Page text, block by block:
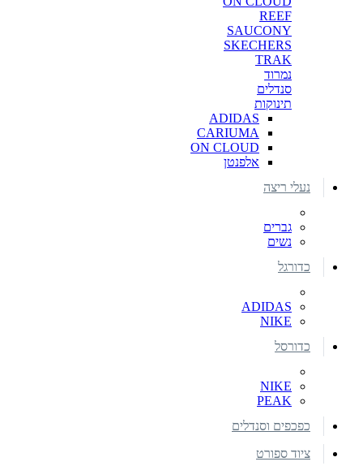
REEF
SAUCONY
SKECHERS
TRAK
נמרוד
סנדלים
תינוקות
ADIDAS
CARIUMA
ON CLOUD
אלפנטן
נעלי ריצה
גברים
נשים
כדורגל
ADIDAS
NIKE
כדורסל
NIKE
PEAK
כפכפים וסנדלים
ציוד ספורט